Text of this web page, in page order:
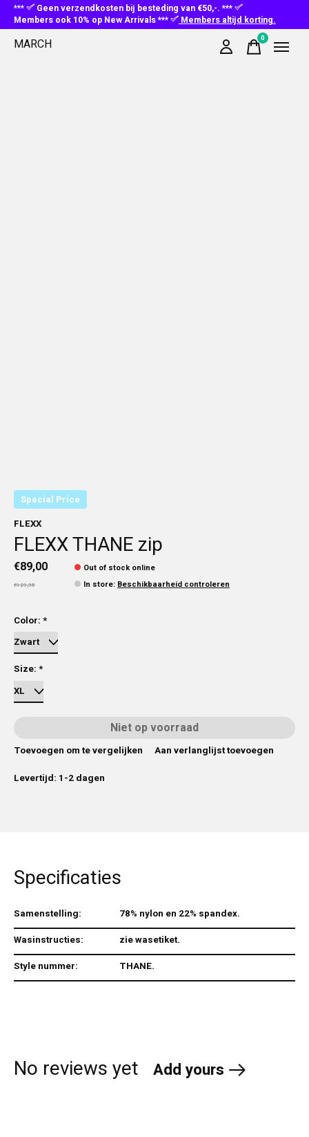
***
Geen verzendkosten bij besteding van €50,-. ***
Members ook 10% op New Arrivals ***
Members altijd korting.
MARCH 0items
Special Price
FLEXX
FLEXX THANE zip
€89,00
€129,95
Out of stock online
In store: Beschikbaarheid controleren
Color: *
Size: *
Niet op voorraad
Toevoegen om te vergelijken
Aan verlanglijst toevoegen
Levertijd: 1-2 dagen
Specificaties
Samenstelling:
78% nylon en 22% spandex.
Wasinstructies:
zie wasetiket.
Style nummer:
THANE.
No reviews yet Add yours